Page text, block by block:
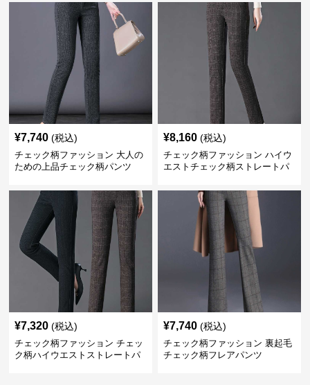
¥7,740 (税込)
チェック柄ファッション 大人の
ための上品チェック柄パンツ
¥8,160 (税込)
チェック柄ファッション ハイウ
エストチェック柄ストレートパ
¥7,320 (税込)
チェック柄ファッション チェッ
ク柄ハイウエストストレートパ
¥7,740 (税込)
チェック柄ファッション 裏起毛
チェック柄フレアパンツ